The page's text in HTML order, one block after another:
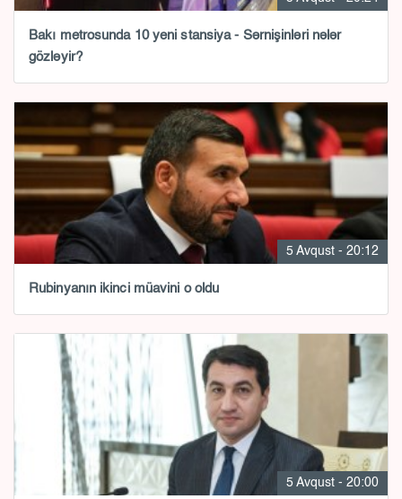
Bakı metrosunda 10 yeni stansiya - Sərnişinləri nələr
gözləyir?
5 Avqust - 20:12
Rubinyanın ikinci müavini o oldu
5 Avqust - 20:00